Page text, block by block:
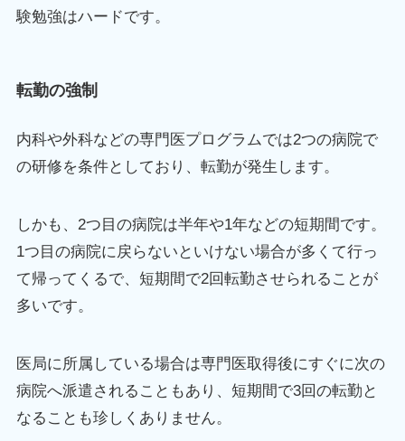
験勉強はハードです。
転勤の強制
内科や外科などの専門医プログラムでは2つの病院で
の研修を条件としており、転勤が発生します。
しかも、2つ目の病院は半年や1年などの短期間です。
1つ目の病院に戻らないといけない場合が多くて行っ
て帰ってくるで、短期間で2回転勤させられることが
多いです。
医局に所属している場合は専門医取得後にすぐに次の
病院へ派遣されることもあり、短期間で3回の転勤と
なることも珍しくありません。